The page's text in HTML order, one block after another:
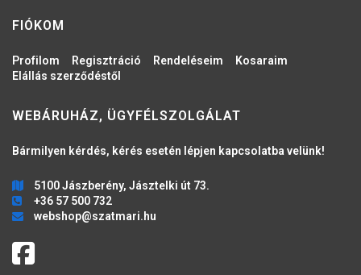
FIÓKOM
Profilom Regisztráció Rendeléseim
Kosaraim
Elállás szerződéstől
WEBÁRUHÁZ, ÜGYFÉLSZOLGÁLAT
Bármilyen kérdés, kérés esetén lépjen kapcsolatba velünk!
5100 Jászberény, Jásztelki út 73.
+36 57 500 732
webshop@szatmari.hu